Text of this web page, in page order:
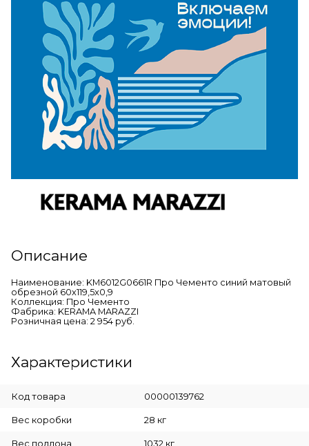
Описание
Наименование: KM6012G0661R Про Чементо синий матовый
обрезной 60х119,5x0,9
Коллекция: Про Чементо
Фабрика: KERAMA MARAZZI
Розничная цена: 2 954 руб.
Характеристики
Код товара 00000139762
Вес коробки 28 кг
Вес поддона 1032 кг